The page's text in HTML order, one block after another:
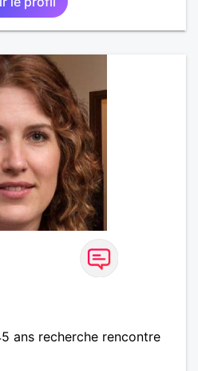
ans recherche rencontre